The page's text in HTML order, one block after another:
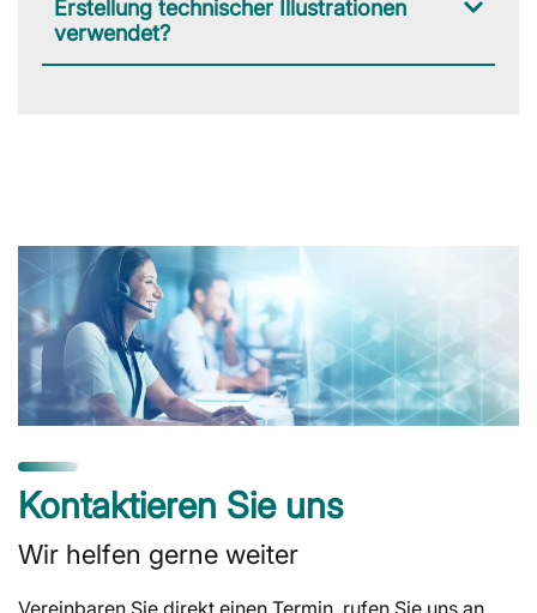
Erstellung technischer Illustrationen
verwendet?
Kontaktieren Sie uns
Wir helfen gerne weiter
Vereinbaren Sie direkt einen Termin, rufen Sie uns an